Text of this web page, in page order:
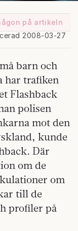
på artikeln
2008-03-27
barn och
har trafiken
Flash­back
polisen
mot den
kunde
Där
om de
om
till de
profiler på